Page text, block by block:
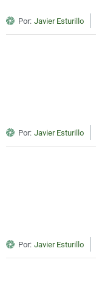
Por: Javier Esturillo
Por: Javier Esturillo
Por: Javier Esturillo